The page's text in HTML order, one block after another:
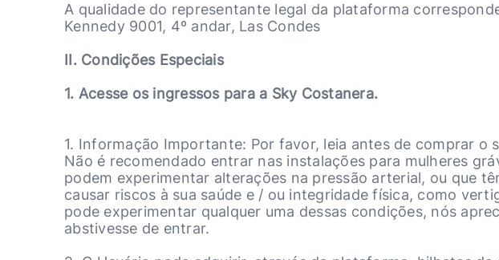
A qualidade do representante legal da plataforma
Kennedy 9001, 4º andar, Las Condes
II. Condições Especiais
1. Acesse os ingressos para a Sky Costanera.
1. Informação Importante: Por favor, leia antes de comprar o
Não é recomendado entrar nas instalações para mulheres
podem experimentar alterações na pressão arterial, ou que
causar riscos à sua saúde e / ou integridade física, como
pode experimentar qualquer uma dessas condições, nós
abstivesse de entrar.